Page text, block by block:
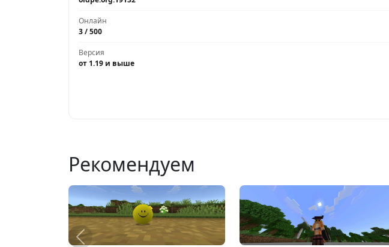
Онлайн
3 / 500
Версия
от 1.19 и выше
Рекомендуем